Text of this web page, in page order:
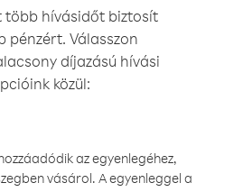
több hívásidőt biztosít
pénzért. Válasszon
díjazású hívási
közül:
az egyenlegéhez,
vásárol. A egyenleggel a